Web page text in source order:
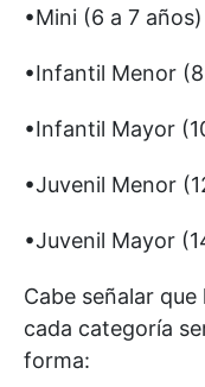
•Mini (6 a 7
•Infantil Menor
•Infantil Mayor
•Juvenil Menor
•Juvenil Mayor
Cabe señalar
cada categoría
forma: